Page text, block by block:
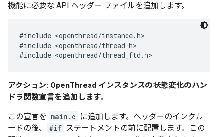
機能に必要な API ヘッダー ファイルを追加します。
#include <openthread/instance.h>
#include <openthread/thread.h>
アクション: OpenThread インスタンスの状態変化のハン
ドラ関数宣言を追加します。
この宣言を main.c に追加します。ヘッダーのインクル
ードの後、
#if ステートメントの前に配置します。この